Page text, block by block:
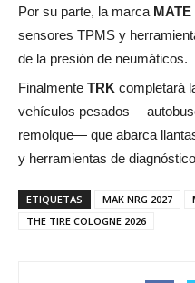
Por su parte, la marca MATE
sensores TPMS y
de la presión de neumáticos.
Finalmente TRK completará
vehículos pesados
remolque— que abarca
y herramientas de
ETIQUETAS MAK NRG 2027
THE TIRE COLOGNE 2026